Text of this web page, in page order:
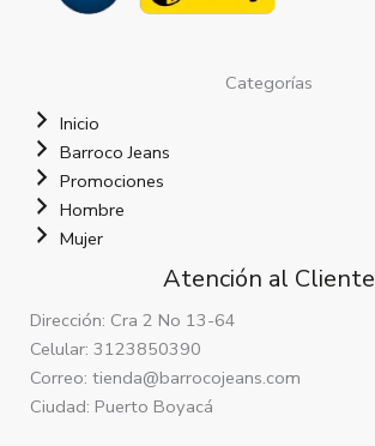
Categorías
Inicio
Barroco Jeans
Promociones
Hombre
Mujer
Atención al Cliente
Dirección: Cra 2 No 13-64
Celular: 3123850390
Correo: tienda@barrocojeans.com
Ciudad: Puerto Boyacá